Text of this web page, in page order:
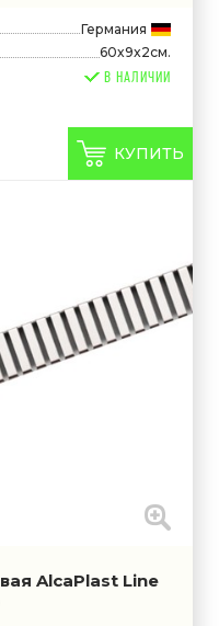
Германия
60x9x2см.
В НАЛИЧИИ
КУПИТЬ
AlcaPlast Line